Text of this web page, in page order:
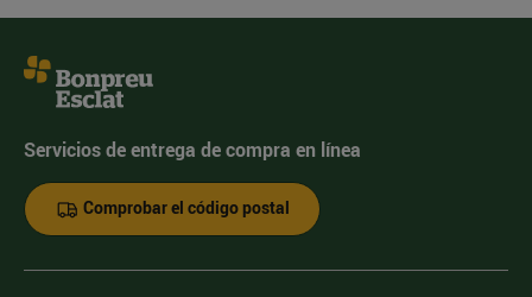
Servicios de entrega de compra en línea
Comprobar el código postal